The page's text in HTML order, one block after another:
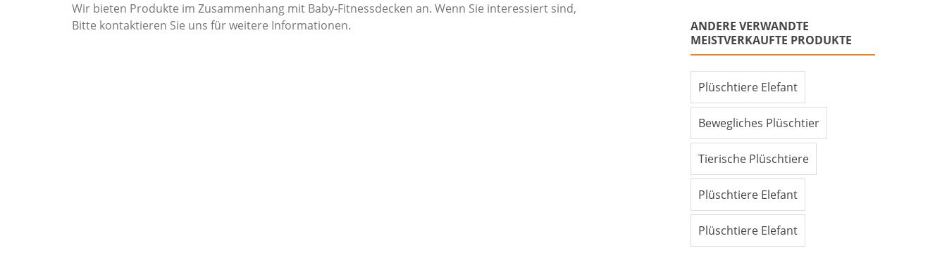
Wir bieten Produkte im Zusammenhang mit Baby-Fitnessdecken an. Wenn Sie interessiert sind,
Bitte kontaktieren Sie uns für weitere Informationen.
ANDERE VERWANDTE
MEISTVERKAUFTE PRODUKTE
Plüschtiere Elefant
Bewegliches Plüschtier
Tierische Plüschtiere
Plüschtiere Elefant
Plüschtiere Elefant